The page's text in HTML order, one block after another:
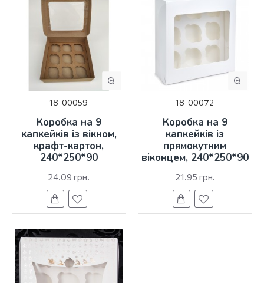
18-00059
Коробка на 9
капкейків із вікном,
крафт-картон,
240*250*90
24.09 грн.
18-00072
Коробка на 9
капкейків із
прямокутним
віконцем, 240*250*90
21.95 грн.